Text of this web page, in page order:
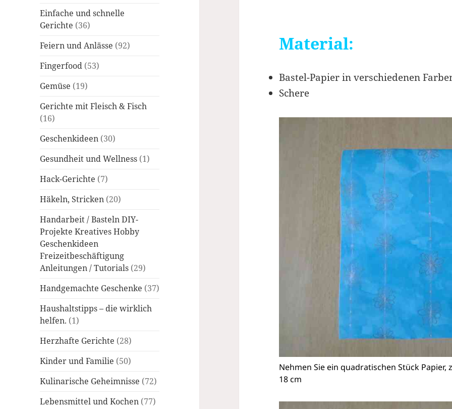
Einfache und schnelle
Gerichte (36)
Feiern und Anlässe (92)
Fingerfood (53)
Gemüse (19)
Gerichte mit Fleisch & Fisch
(16)
Geschenkideen (30)
Gesundheit und Wellness (1)
Hack-Gerichte (7)
Häkeln, Stricken (20)
Handarbeit / Basteln DIY-
Projekte Kreatives Hobby
Geschenkideen
Freizeitbeschäftigung
Anleitungen / Tutorials (29)
Handgemachte Geschenke (37)
Haushaltstipps – die wirklich
helfen. (1)
Herzhafte Gerichte (28)
Kinder und Familie (50)
Kulinarische Geheimnisse (72)
Lebensmittel und Kochen (77)
Material:
Bastel-Papier in verschiedenen
Schere
Nehmen Sie ein quadratischen Stück
18 cm